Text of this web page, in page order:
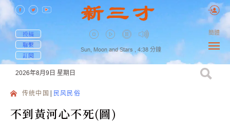
投稿
聯繫
訂閱
Sun, Moon and Stars , 4:38 分鐘
簡體
2026年8月9日 星期日
传统中国 民风民俗
不到黃河心不死(圖)